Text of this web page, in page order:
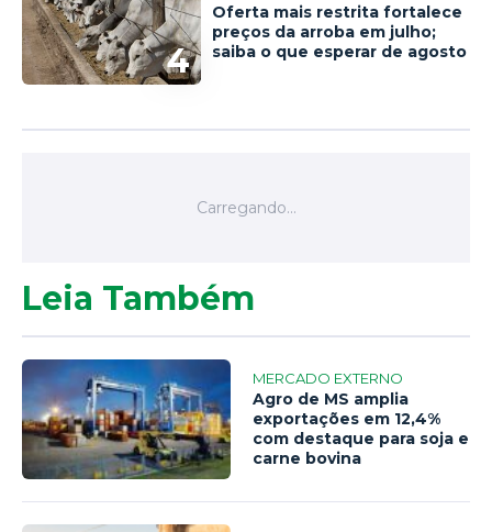
4
Oferta mais restrita fortalece
preços da arroba em julho;
saiba o que esperar de agosto
Leia Também
MERCADO EXTERNO
Agro de MS amplia
exportações em 12,4%
com destaque para soja e
carne bovina